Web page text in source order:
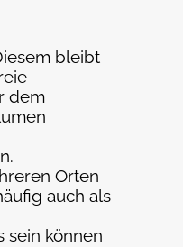
bleibt
dem
Orten
auch als
sein können